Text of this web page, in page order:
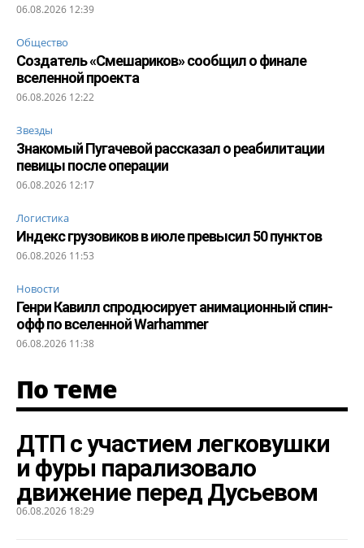
06.08.2026 12:39
Общество
Создатель «Смешариков» сообщил о финале
вселенной проекта
06.08.2026 12:22
Звезды
Знакомый Пугачевой рассказал о реабилитации
певицы после операции
06.08.2026 12:17
Логистика
Индекс грузовиков в июле превысил 50 пунктов
06.08.2026 11:53
Новости
Генри Кавилл спродюсирует анимационный спин-
офф по вселенной Warhammer
06.08.2026 11:38
По теме
ДТП с участием легковушки
и фуры парализовало
движение перед Дусьевом
06.08.2026 18:29